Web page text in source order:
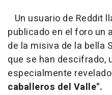
Un usuario de Reddit
publicado en el foro un
de la misiva de la bella
que se han descifrado,
especialmente
caballeros del Valle".